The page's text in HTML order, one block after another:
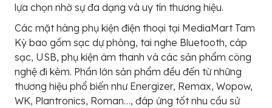
lựa chọn nhờ sự đa dạng và uy tín thương hiệu.
Các mặt hàng phụ kiện điện thoại tại MediaMart Tam
Kỳ bao gồm sạc dự phòng, tai nghe Bluetooth, cáp
sạc, USB, phụ kiện âm thanh và các sản phẩm công
nghệ đi kèm. Phần lớn sản phẩm đều đến từ những
thương hiệu phổ biến như Energizer, Remax, Wopow,
WK, Plantronics, Roman…, đáp ứng tốt nhu cầu sử